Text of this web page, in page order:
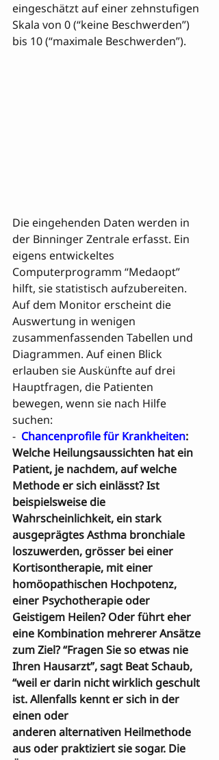
eingeschätzt auf einer zehnstufigen
Skala von 0 (“keine Beschwerden”)
bis 10 (“maximale Beschwerden”).
Die eingehenden Daten werden in
der Binninger Zentrale erfasst. Ein
eigens entwickeltes
Computerprogramm “Medaopt”
hilft, sie statistisch aufzubereiten.
Auf dem Monitor erscheint die
Auswertung in wenigen
zusammenfassenden Tabellen und
Diagrammen. Auf einen Blick
erlauben sie Auskünfte auf drei
Hauptfragen, die Patienten
bewegen, wenn sie nach Hilfe
suchen:
- Chancenprofile für Krankheiten:
Welche Heilungsaussichten hat ein
Patient, je nachdem, auf welche
Methode er sich einlässt? Ist
beispielsweise die
Wahrscheinlichkeit, ein stark
ausgeprägtes Asthma bronchiale
loszuwerden, grösser bei einer
Kortisontherapie, mit einer
homöopathischen Hochpotenz,
einer Psychotherapie oder
Geistigem Heilen? Oder führt eher
eine Kombination mehrerer Ansätze
zum Ziel? “Fragen Sie so etwas nie
Ihren Hausarzt”, sagt Beat Schaub,
“weil er darin nicht wirklich geschult
ist. Allenfalls kennt er sich in der
einen oder
anderen alternativen Heilmethode
aus oder praktiziert sie sogar. Die